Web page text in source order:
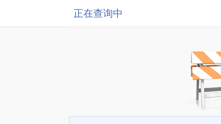
正在查询中